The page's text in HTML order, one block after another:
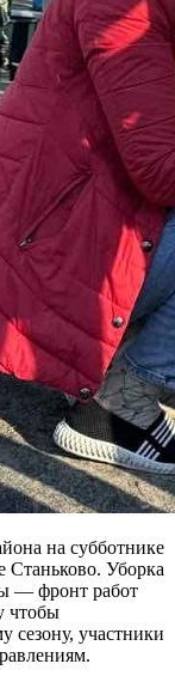
на субботнике
Станьково. Уборка
— фронт работ
чтобы
сезону, участники